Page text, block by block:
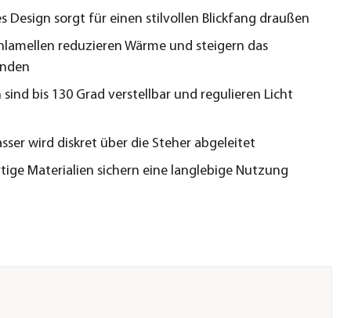
Design sorgt für einen stilvollen Blickfang draußen
reduzieren Wärme und steigern das
sind bis 130 Grad verstellbar und regulieren Licht
wird diskret über die Steher abgeleitet
Materialien sichern eine langlebige Nutzung